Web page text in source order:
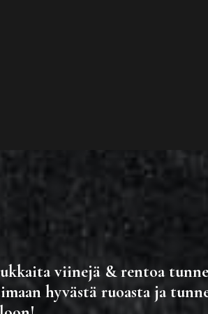
viinejä & rentoa
hyvästä ruoasta ja